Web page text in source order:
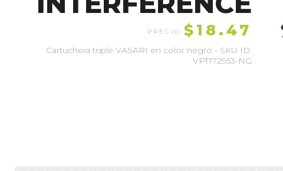
$18.47
Cartuchera triple VASARI en color negro - SKU ID:
VPT172953-NG